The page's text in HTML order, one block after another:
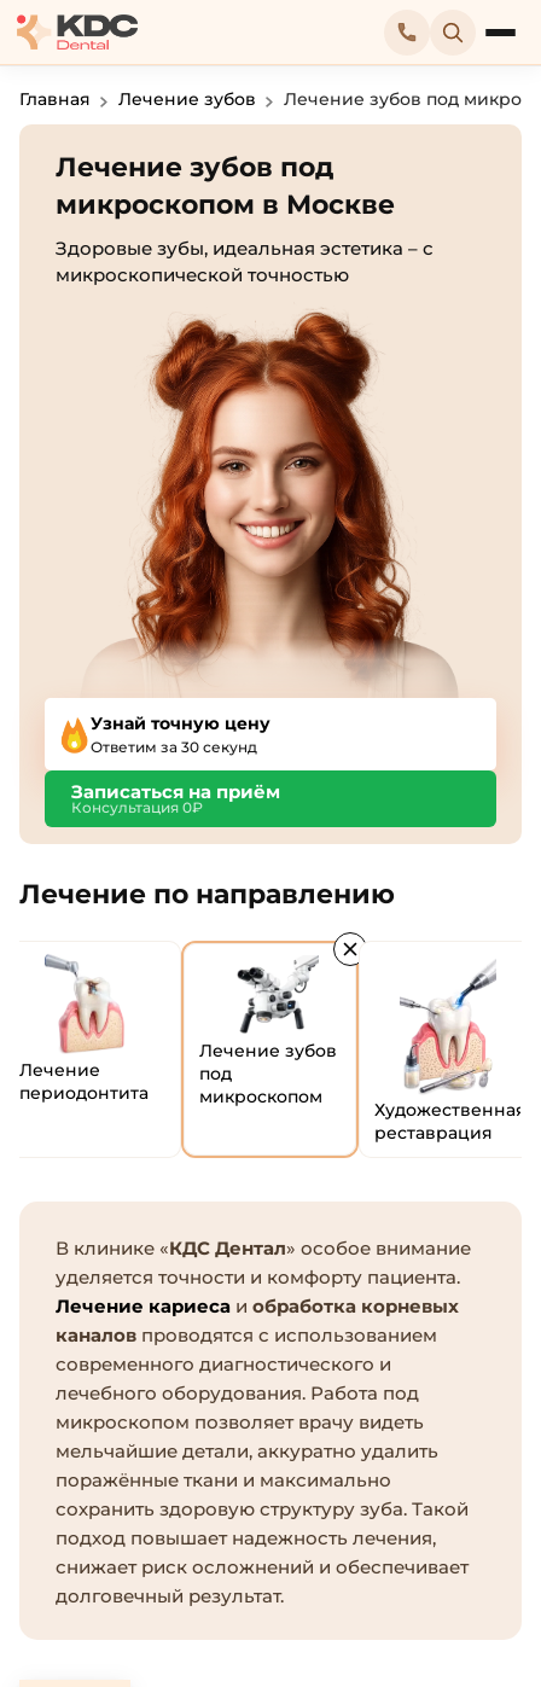
Главная Лечение зубов Лечение зубов под
Лечение зубов под
микроскопом в Москве
Здоровые зубы, идеальная эстетика – с
микроскопической точностью
Узнай точную цену
Ответим за 30 секунд
Записаться на приём
Консультация 0₽
Лечение по направлению
Лечение
периодонтита
Лечение зубов
под
микроскопом
Художественная
реставрация
В клинике «КДС Дентал» особое внимание
уделяется точности и комфорту пациента.
Лечение кариеса и обработка корневых
каналов проводятся с использованием
современного диагностического и
лечебного оборудования. Работа под
микроскопом позволяет врачу видеть
мельчайшие детали, аккуратно удалить
поражённые ткани и максимально
сохранить здоровую структуру зуба. Такой
подход повышает надежность лечения,
снижает риск осложнений и обеспечивает
долговечный результат.